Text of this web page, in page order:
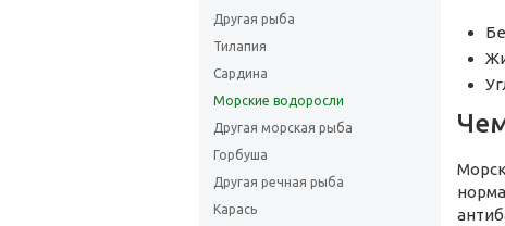
Другая рыба
Тилапия
Сардина
Морские водоросли
Другая морская рыба
Горбуша
Другая речная рыба
Карась